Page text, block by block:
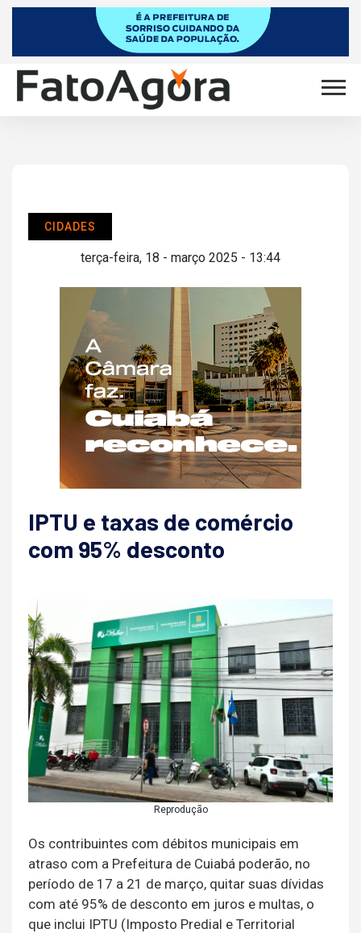
CIDADES
terça-feira, 18 - março 2025 - 13:44
IPTU e taxas de comércio
com 95% desconto
Reprodução
Os contribuintes com débitos municipais em
atraso com a Prefeitura de Cuiabá poderão, no
período de 17 a 21 de março, quitar suas dívidas
com até 95% de desconto em juros e multas, o
que inclui IPTU (Imposto Predial e Territorial